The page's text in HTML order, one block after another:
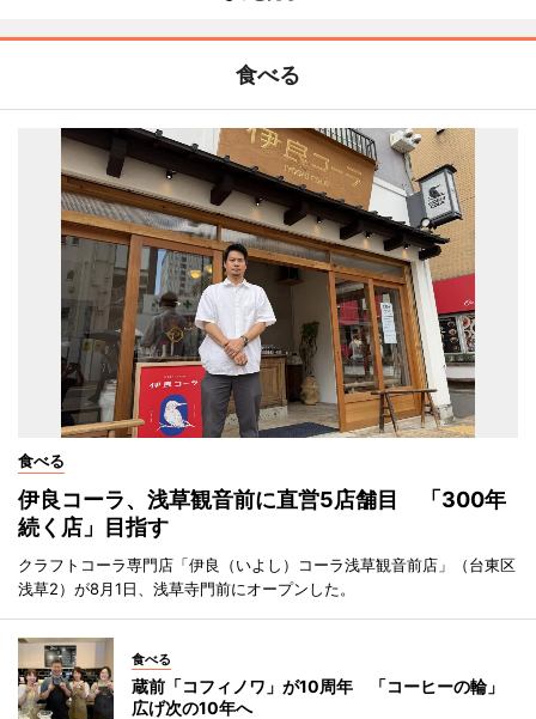
食べる
食べる
伊良コーラ、浅草観音前に直営5店舗目 「300年
続く店」目指す
クラフトコーラ専門店「伊良（いよし）コーラ浅草観音前店」（台東区
浅草2）が8月1日、浅草寺門前にオープンした。
食べる
蔵前「コフィノワ」が10周年 「コーヒーの輪」
広げ次の10年へ